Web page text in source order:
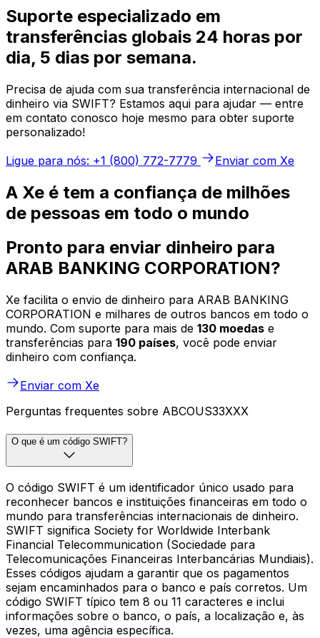
Suporte especializado em
transferências globais 24 horas por
dia, 5 dias por semana.
Precisa de ajuda com sua transferência internacional de
dinheiro via SWIFT? Estamos aqui para ajudar — entre
em contato conosco hoje mesmo para obter suporte
personalizado!
Ligue para nós: +1 (800) 772-7779
Enviar com Xe
A Xe é tem a confiança de milhões
de pessoas em todo o mundo
Pronto para enviar dinheiro para
ARAB BANKING CORPORATION?
Xe facilita o envio de dinheiro para ARAB BANKING
CORPORATION e milhares de outros bancos em todo o
mundo. Com suporte para mais de 130 moedas e
transferências para 190 países, você pode enviar
dinheiro com confiança.
Enviar com Xe
Perguntas frequentes sobre ABCOUS33XXX
O que é um código SWIFT?
O código SWIFT é um identificador único usado para
reconhecer bancos e instituições financeiras em todo o
mundo para transferências internacionais de dinheiro.
SWIFT significa Society for Worldwide Interbank
Financial Telecommunication (Sociedade para
Telecomunicações Financeiras Interbancárias Mundiais).
Esses códigos ajudam a garantir que os pagamentos
sejam encaminhados para o banco e país corretos. Um
código SWIFT típico tem 8 ou 11 caracteres e inclui
informações sobre o banco, o país, a localização e, às
vezes, uma agência específica.